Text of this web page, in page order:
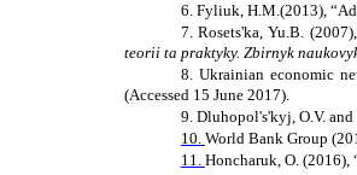
6. Fyliuk, H.M.(2013),
7. Rosets'ka, Yu.B.
teorii ta praktyky. Zbirnyk
8. Ukrainian economic
(Accessed 15 June 2017).
9. Dluhopol's'kyj, O.V.
10. World Bank Group
11. Honcharuk, O.